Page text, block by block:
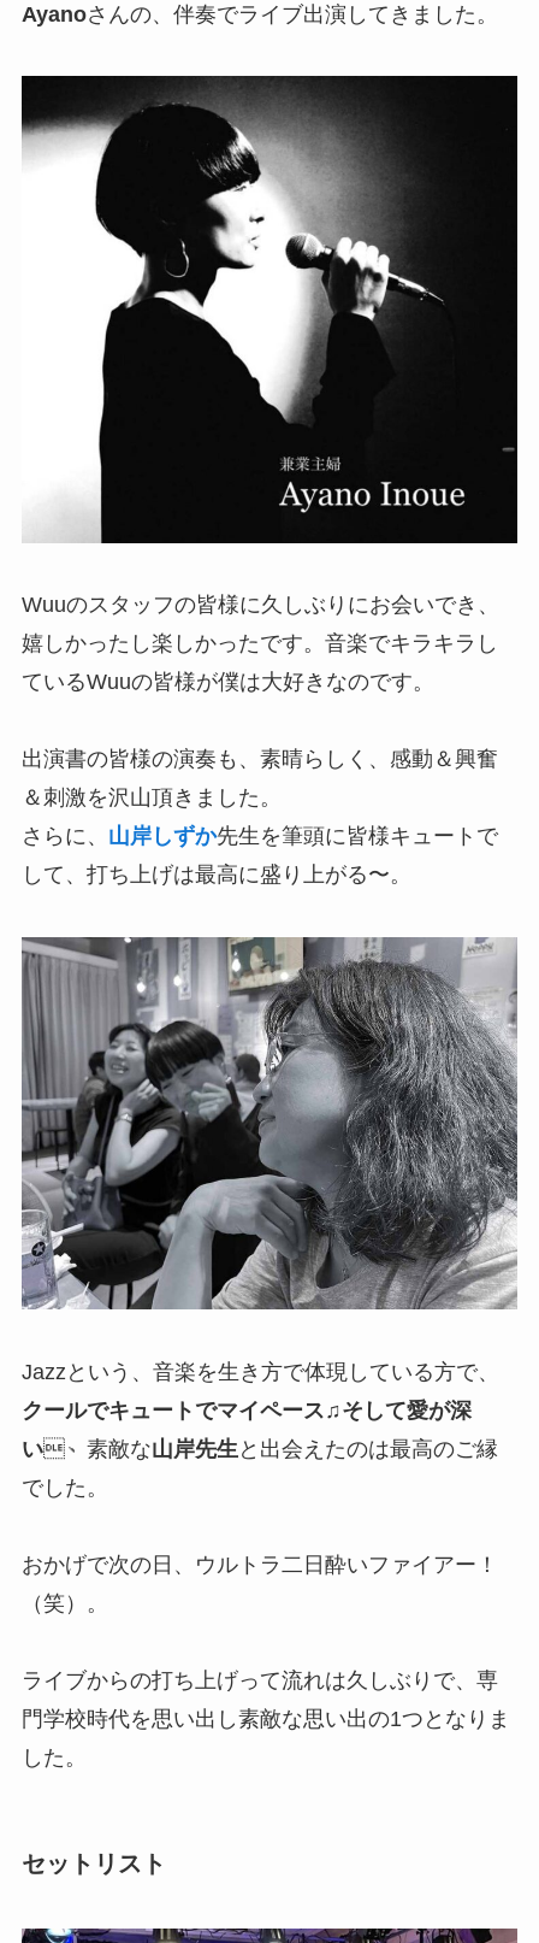
Ayanoさんの、伴奏でライブ出演してきました。
Wuuのスタッフの皆様に久しぶりにお会いでき、
嬉しかったし楽しかったです。音楽でキラキラし
ているWuuの皆様が僕は大好きなのです。
出演書の皆様の演奏も、素晴らしく、感動＆興奮
＆刺激を沢山頂きました。
さらに、 山岸しずか先生を筆頭に皆様キュートで
して、打ち上げは最高に盛り上がる〜。
Jazzという、音楽を生き方で体現している方で、
クールでキュートでマイペース♫そして愛が深
い、素敵な山岸先生と出会えたのは最高のご縁
でした。
おかげで次の日、ウルトラ二日酔いファイアー！
（笑）。
ライブからの打ち上げって流れは久しぶりで、専
門学校時代を思い出し素敵な思い出の1つとなりま
した。
セットリスト